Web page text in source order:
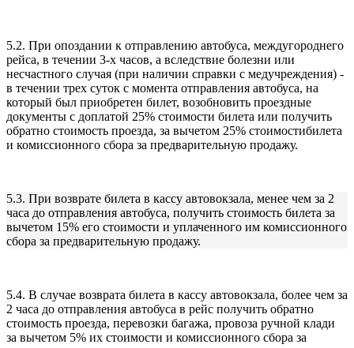
5.2. При опоздании к отправлению автобуса, междугороднего
рейса, в течении 3-х часов, а вследствие болезни или
несчастного случая (при наличии справки с медучреждения) -
в течении трех суток с момента отправления автобуса, на
который был приобретен билет, возобновить проездные
документы с доплатой 25% стоимости билета или получить
обратно стоимость проезда, за вычетом 25% стоимостибилета
и комиссионного сбора за предварительную продажу.
5.3. При возврате билета в кассу автовокзала, менее чем за 2
часа до отправления автобуса, получить стоимость билета за
вычетом 15% его стоимости и уплаченного им комиссионного
сбора за предварительную продажу.
5.4. В случае возврата билета в кассу автовокзала, более чем за
2 часа до отправления автобуса в рейс получить обратно
стоимость проезда, перевозки багажа, провоза ручной клади
за вычетом 5% их стоимости и комиссионного сбора за